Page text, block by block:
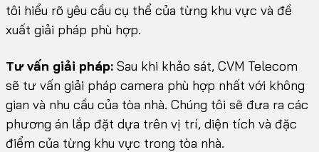
tôi hiểu rõ yêu cầu cụ thể của từng khu vực và đề
xuất giải pháp phù hợp.
Tư vấn giải pháp: Sau khi khảo sát, CVM Telecom
sẽ tư vấn giải pháp camera phù hợp nhất với không
gian và nhu cầu của tòa nhà. Chúng tôi sẽ đưa ra các
phương án lắp đặt dựa trên vị trí, diện tích và đặc
điểm của từng khu vực trong tòa nhà.